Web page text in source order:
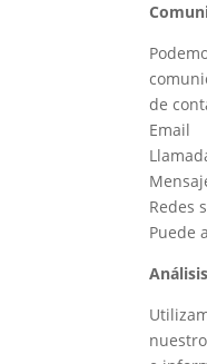
de
Email
Redes
Puede